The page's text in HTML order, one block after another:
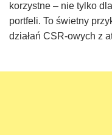
korzystne – nie tylko
portfeli. To świetny
działań CSR-owych z